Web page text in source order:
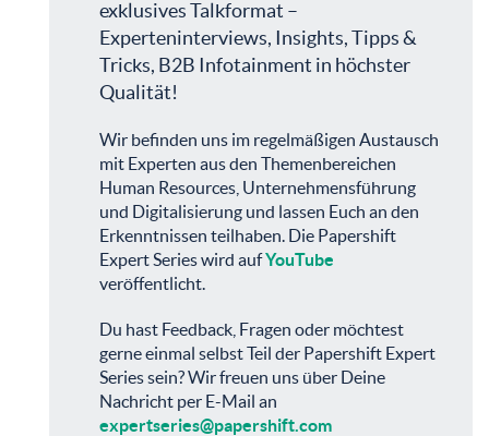
exklusives Talkformat –
Experteninterviews, Insights, Tipps &
Tricks, B2B Infotainment in höchster
Qualität!
Wir befinden uns im regelmäßigen Austausch
mit Experten aus den Themenbereichen
Human Resources, Unternehmensführung
und Digitalisierung und lassen Euch an den
Erkenntnissen teilhaben. Die Papershift
Expert Series wird aufYouTube
veröffentlicht.
Du hast Feedback, Fragen oder möchtest
gerne einmal selbst Teil der Papershift Expert
Series sein? Wir freuen uns über Deine
Nachricht per E-Mail an
expertseries@papershift.com